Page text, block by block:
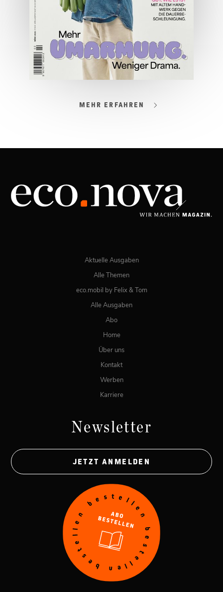
03/2026
JETZT BESTELLEN
MEHR ERFAHREN
Aktuelle Ausgaben
Alle Themen
eco.mobil by Felix & Tom
Alle Ausgaben
Abo
Home
Über uns
Kontakt
Werben
Karriere
Newsletter
JETZT ANMELDEN